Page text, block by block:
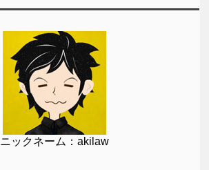
ニックネーム：akilaw